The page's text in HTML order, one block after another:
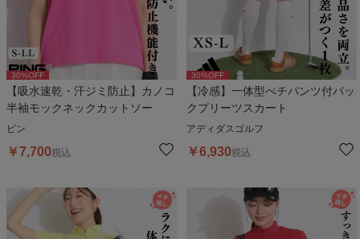
30%OFF
【吸水速乾・汗ジミ防止】カノコ
半袖モックネックカットソー
ピン
￥7,700税込
30%OFF
【冷感】一体型ぺチパンツ付バッ
クプリーツスカート
アディダスゴルフ
￥6,930税込